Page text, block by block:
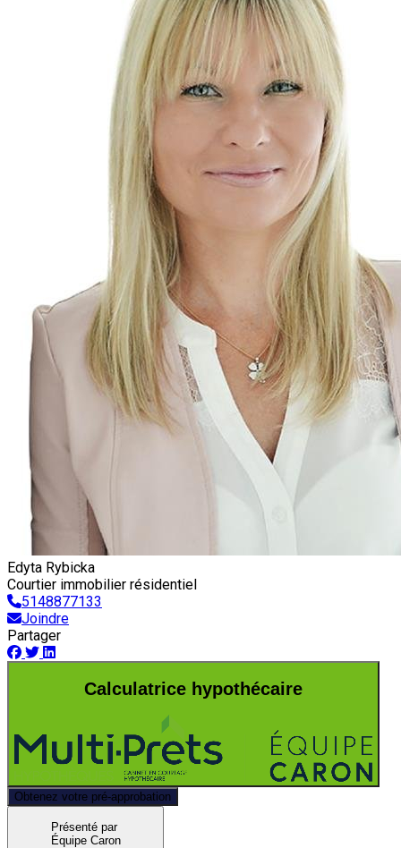
Edyta Rybicka
Courtier immobilier résidentiel
5148877133
Joindre
Partager
Calculatrice hypothécaire
Obtenez votre pré-approbation
Présenté par
Équipe Caron